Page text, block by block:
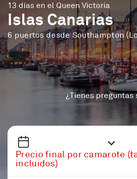
13 días en el Queen Victoria
Islas Canarias
6 puertos desde Southampton
¿Tienes
Precio final por camarote
incluidos)